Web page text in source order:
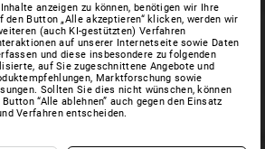
anzeigen zu können, benötigen wir Ihre
den Button „Alle akzeptieren“ klicken, werden wir
(auch KI-gestützten) Verfahren
auf unserer Internetseite sowie Daten
und diese insbesondere zu folgenden
auf Sie zugeschnittene Angebote und
Marktforschung sowie
Sollten Sie dies nicht wünschen, können
“Alle ablehnen” auch gegen den Einsatz
Verfahren entscheiden.